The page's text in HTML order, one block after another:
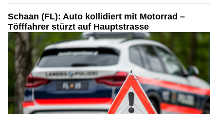
Schaan (FL): Auto kollidiert mit Motorrad –
Töfffahrer stürzt auf Hauptstrasse